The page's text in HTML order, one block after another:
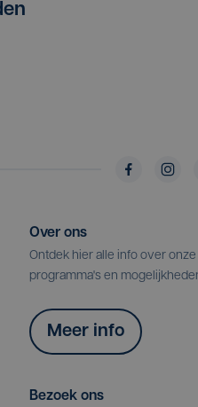
Over ons
Ontdek hier alle info over
programma's en
Meer info
Bezoek ons